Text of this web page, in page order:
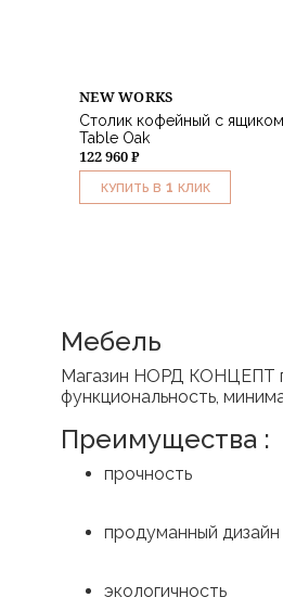
NEW WORKS
Столик кофейный с
Table Oak
122 960 ₽
КУПИТЬ В 1 КЛИК
Мебель
Магазин НОРД КОНЦЕПТ
функциональность,
Преимущества :
прочность
продуманный дизайн
экологичность